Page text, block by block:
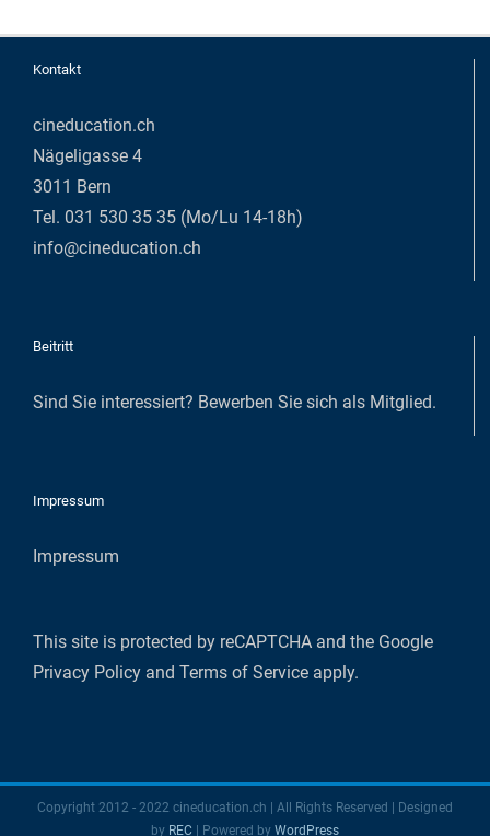
Kontakt
cineducation.ch
Nägeligasse 4
3011 Bern
Tel. 031 530 35 35 (Mo/Lu 14-18h)
info@cineducation.ch
Beitritt
Sind Sie interessiert? Bewerben Sie sich als Mitglied.
Impressum
Impressum
This site is protected by reCAPTCHA and the Google
Privacy Policy and Terms of Service apply.
Copyright 2012 - 2022 cineducation.ch | All Rights Reserved | Designed
by REC | Powered by WordPress